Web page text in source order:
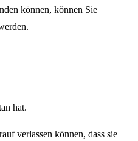
können, können Sie
hat.
verlassen können, dass sie